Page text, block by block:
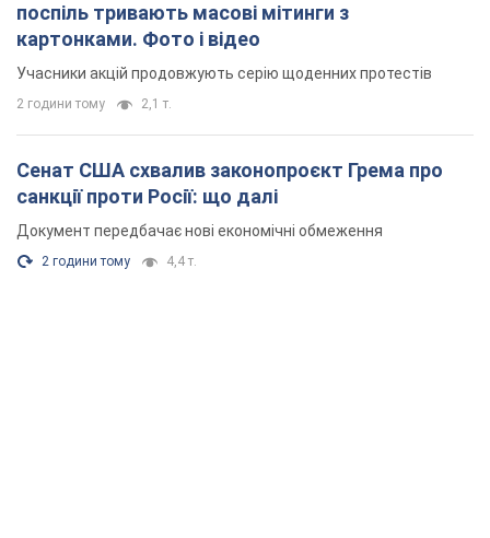
поспіль тривають масові мітинги з
картонками. Фото і відео
Учасники акцій продовжують серію щоденних протестів
2 години тому 2,1 т.
Сенат США схвалив законопроєкт Грема про
санкції проти Росії: що далі
Документ передбачає нові економічні обмеження
2 години тому 4,4 т.